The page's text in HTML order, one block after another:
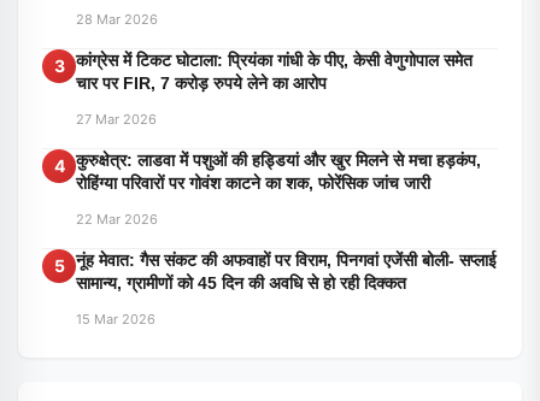
28 Mar 2026
3 कांग्रेस में टिकट घोटाला: प्रियंका गांधी के पीए, केसी वेणुगोपाल समेत
चार पर FIR, 7 करोड़ रुपये लेने का आरोप
27 Mar 2026
4 कुरुक्षेत्र: लाडवा में पशुओं की हड्डियां और खुर मिलने से मचा हड़कंप,
रोहिंग्या परिवारों पर गोवंश काटने का शक, फोरेंसिक जांच जारी
22 Mar 2026
5 नूंह मेवात: गैस संकट की अफवाहों पर विराम, पिनगवां एजेंसी बोली- सप्लाई
सामान्य, ग्रामीणों को 45 दिन की अवधि से हो रही दिक्कत
15 Mar 2026